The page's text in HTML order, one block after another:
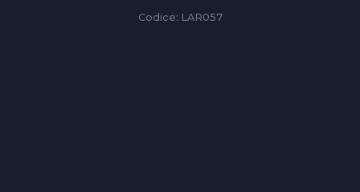
Codice: LAR057